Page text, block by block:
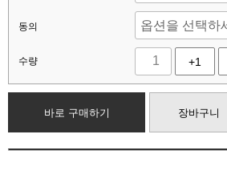
동의
수량 +1
바로 구매하기 장바구니